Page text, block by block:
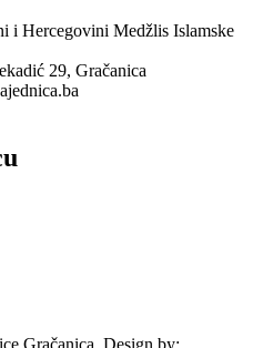
i Hercegovini Medžlis Islamske
29, Gračanica